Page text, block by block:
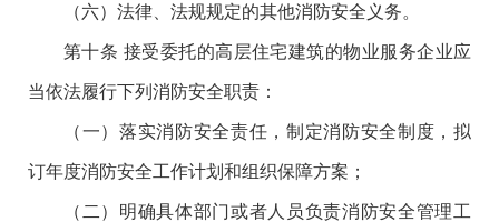
（六）法律、法规规定的其他消防安全义务。
第十条 接受委托的高层住宅建筑的物业服务企业应
当依法履行下列消防安全职责：
（一）落实消防安全责任，制定消防安全制度，拟
订年度消防安全工作计划和组织保障方案；
（二）明确具体部门或者人员负责消防安全管理工